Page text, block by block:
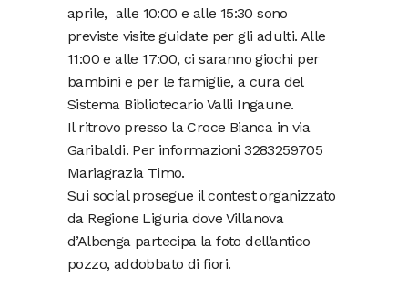
aprile, alle 10:00 e alle 15:30 sono
previste visite guidate per gli adulti. Alle
11:00 e alle 17:00, ci saranno giochi per
bambini e per le famiglie, a cura del
Sistema Bibliotecario Valli Ingaune.
Il ritrovo presso la Croce Bianca in via
Garibaldi. Per informazioni 3283259705
Mariagrazia Timo.
Sui social prosegue il contest organizzato
da Regione Liguria dove Villanova
d’Albenga partecipa la foto dell’antico
pozzo, addobbato di fiori.